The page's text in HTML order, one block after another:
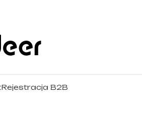
Rejestracja B2B